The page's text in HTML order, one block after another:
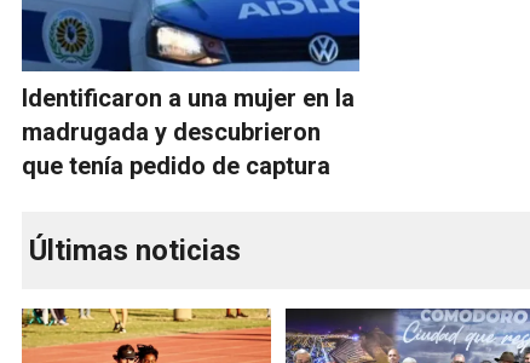
Identificaron a una mujer en la
madrugada y descubrieron
que tenía pedido de captura
Últimas noticias